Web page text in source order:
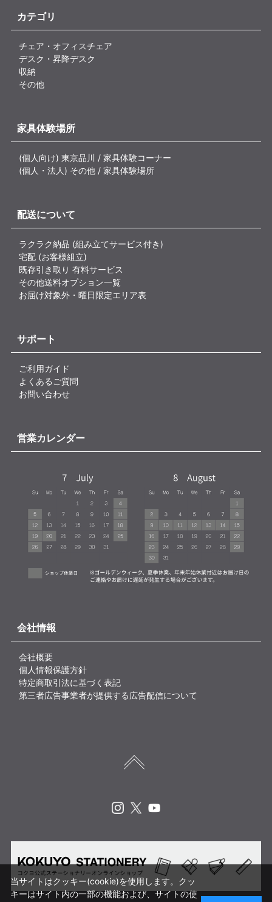
カテゴリ
チェア・オフィスチェア
デスク・昇降デスク
収納
その他
家具体験場所
(個人向け) 東京品川 / 家具体験コーナー
(個人・法人) その他 / 家具体験場所
配送について
ラクラク納品 (組み立てサービス付き)
宅配 (お客様組立)
既存引き取り 有料サービス
その他送料オプション一覧
お届け対象外・曜日限定エリア表
サポート
ご利用ガイド
よくあるご質問
お問い合わせ
営業カレンダー
会社情報
会社概要
個人情報保護方針
特定商取引法に基づく表記
第三者広告事業者が提供する広告配信について
当サイトはクッキー(cookie)を使用します。クッ
キーはサイト内の一部の機能および、サイトの使